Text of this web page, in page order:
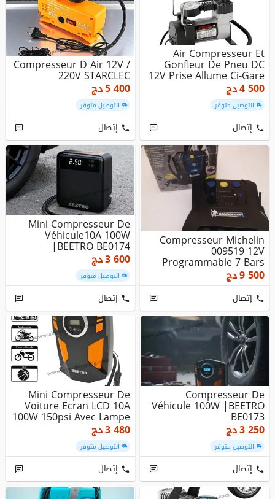
Air Compresseur Et
Gonfleur De Pneu DC
12V Prise Allume Ci-Gare
4 500دج
التوصيل متوفر
إتصال
Compresseur D Air 12V /
220V STARCLEC
5 400دج
التوصيل متوفر
إتصال
Compresseur Michelin
009519 12V
Programmable 7 Bars
9 500دج
إتصال
Mini Compresseur De
Véhicule10A 100W
|BEETRO BE0174
3 600دج
التوصيل متوفر
إتصال
Compresseur De
Véhicule 100W |BEETRO
BE0173
3 250دج
التوصيل متوفر
إتصال
Mini Compresseur De
Voiture Ecran LCD 10A
100W 150psi Avec Lampe
| BEE...
3 480دج
التوصيل متوفر
إتصال